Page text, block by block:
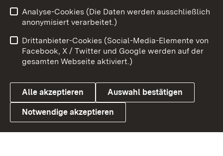
Link zum Landesportal
Impressum
Kontakt
Barrierefreiheit
Datenschutz
Cookies
Analyse-Cookies (Die Daten werden ausschließlich
anonymisiert verarbeitet.)
Drittanbieter-Cookies (Social-Media-Elemente von
Facebook, X / Twitter und Google werden auf der
gesamten Webseite aktiviert.)
Alle akzeptieren Auswahl bestätigen
Notwendige akzeptieren